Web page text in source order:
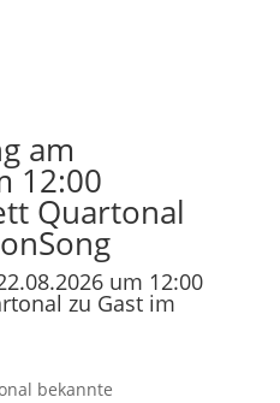
am
12:00
Quartonal
um 12:00
zu Gast im
bekannte